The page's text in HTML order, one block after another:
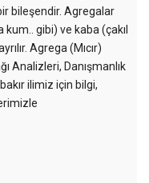
bileşendir. Agregalar
gibi) ve kaba (çakıl
Agrega (Mıcır)
Analizleri, Danışmanlık
ilimiz için bilgi,